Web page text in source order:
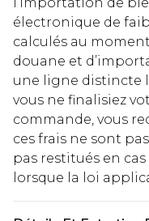
électronique de
calculés au
douane et
une ligne distincte
vous ne finalisiez
commande, vous
ces frais ne sont
pas restitués en
lorsque la loi